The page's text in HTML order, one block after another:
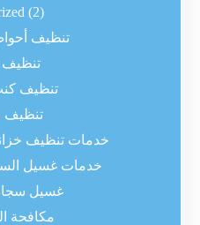
(2)
تنظيف
تنظيف
تنظيف
خدمات تنظيف
خدمات غسيل
غسيل سجاد
مكافحة